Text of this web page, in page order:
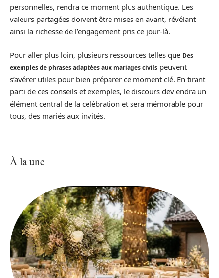
personnelles, rendra ce moment plus authentique. Les
valeurs partagées doivent être mises en avant, révélant
ainsi la richesse de l’engagement pris ce jour-là.
Pour aller plus loin, plusieurs ressources telles que Des
exemples de phrases adaptées aux mariages civils peuvent
s’avérer utiles pour bien préparer ce moment clé. En tirant
parti de ces conseils et exemples, le discours deviendra un
élément central de la célébration et sera mémorable pour
tous, des mariés aux invités.
À la une